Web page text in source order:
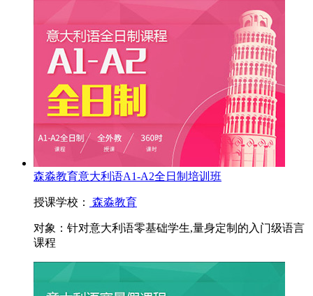
森淼教育意大利语A1-A2全日制培训班
授课学校： 森淼教育
对象： 针对意大利语零基础学生,量身定制的入门级语言
课程